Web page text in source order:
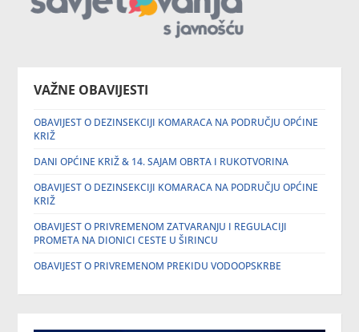
VAŽNE OBAVIJESTI
OBAVIJEST O DEZINSEKCIJI KOMARACA NA PODRUČJU OPĆINE
KRIŽ
DANI OPĆINE KRIŽ & 14. SAJAM OBRTA I RUKOTVORINA
OBAVIJEST O DEZINSEKCIJI KOMARACA NA PODRUČJU OPĆINE
KRIŽ
OBAVIJEST O PRIVREMENOM ZATVARANJU I REGULACIJI
PROMETA NA DIONICI CESTE U ŠIRINCU
OBAVIJEST O PRIVREMENOM PREKIDU VODOOPSKRBE